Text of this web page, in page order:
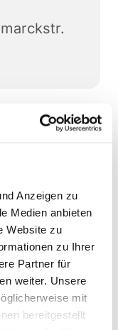
Anzeigen zu
Medien anbieten
Website zu
zu Ihrer
Partner für
weiter. Unsere
mit
bereitgestellt